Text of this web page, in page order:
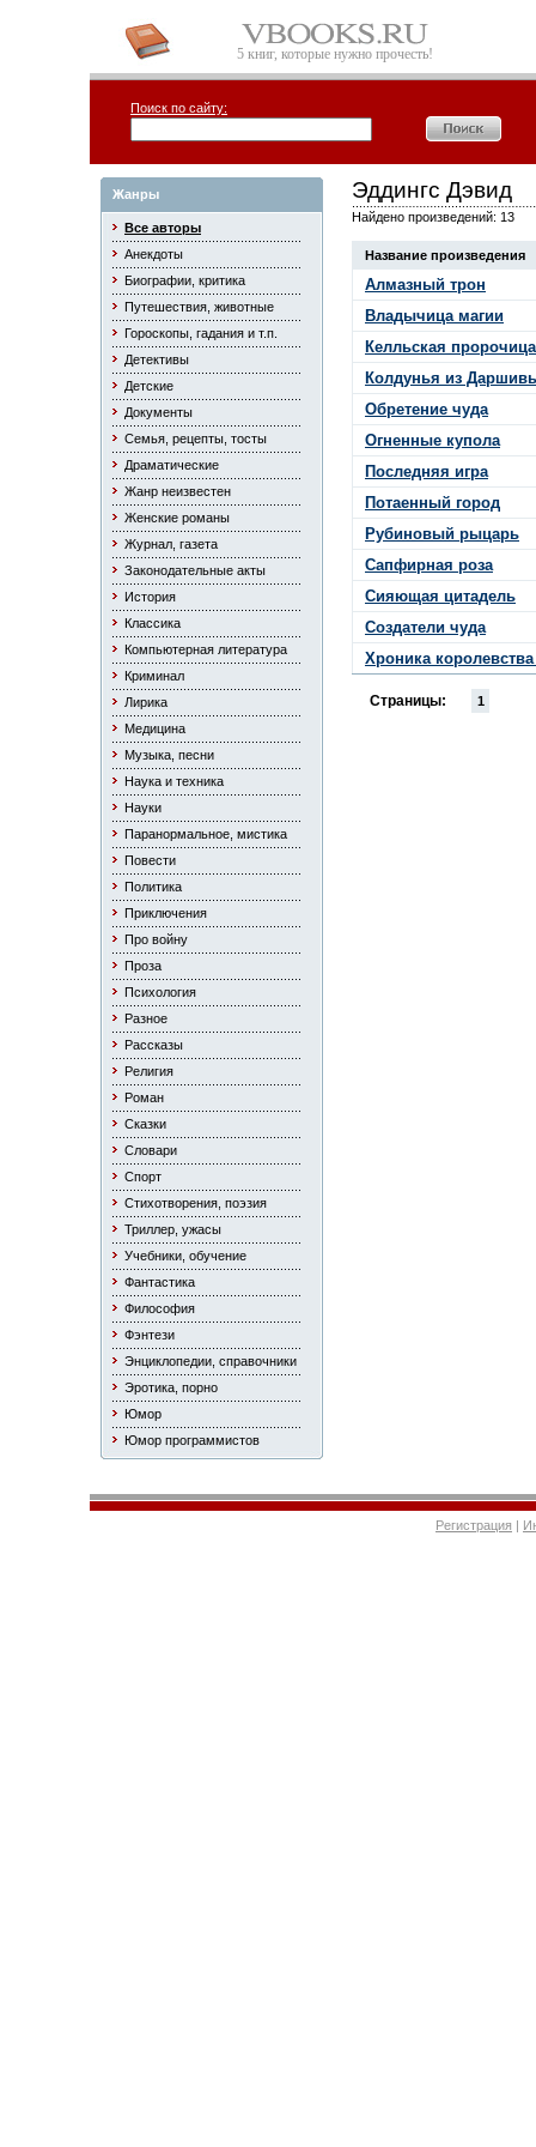
5 книг, которые нужно прочесть!
Поиск по сайту:
Жанры
Все авторы
Анекдоты
Биографии, критика
Путешествия, животные
Гороскопы, гадания и т.п.
Детективы
Детские
Документы
Семья, рецепты, тосты
Драматические
Жанр неизвестен
Женские романы
Журнал, газета
Законодательные акты
История
Классика
Компьютерная литература
Криминал
Лирика
Медицина
Музыка, песни
Наука и техника
Науки
Паранормальное, мистика
Повести
Политика
Приключения
Про войну
Проза
Психология
Разное
Рассказы
Религия
Роман
Сказки
Словари
Спорт
Стихотворения, поэзия
Триллер, ужасы
Учебники, обучение
Фантастика
Философия
Фэнтези
Энциклопедии, справочники
Эротика, порно
Юмор
Юмор программистов
Эддингс Дэвид
Найдено произведений: 13
Название произведения
Алмазный трон
Владычица магии
Келльская пророчица
Колдунья из
Обретение чуда
Огненные купола
Последняя игра
Потаенный город
Рубиновый рыцарь
Сапфирная роза
Сияющая цитадель
Создатели чуда
Хроника
Страницы: 1
Регистрация |